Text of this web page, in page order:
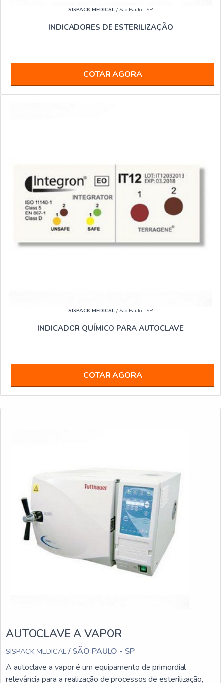
SISPACK MEDICAL / São Paulo - SP
INDICADORES DE ESTERILIZAÇÃO
COTAR AGORA
SISPACK MEDICAL / São Paulo - SP
INDICADOR QUÍMICO PARA AUTOCLAVE
COTAR AGORA
AUTOCLAVE A VAPOR
SISPACK MEDICAL / SÃO PAULO - SP
A autoclave a vapor é um equipamento de primordial
relevância para a realização de processos de esterilização,